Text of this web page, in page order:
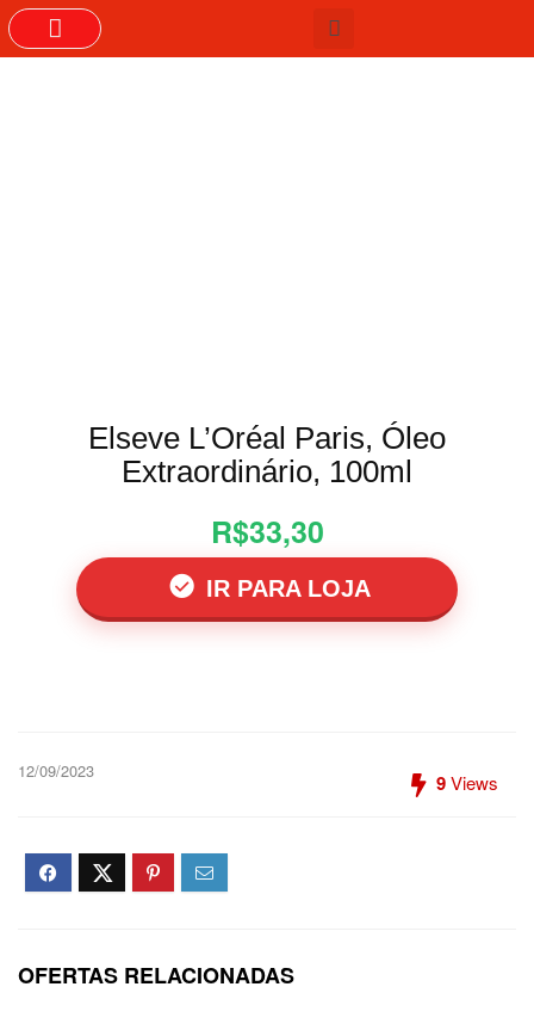
Elseve L’Oréal Paris, Óleo
Extraordinário, 100ml
R$33,30
IR PARA LOJA
12/09/2023 9Views
OFERTAS RELACIONADAS